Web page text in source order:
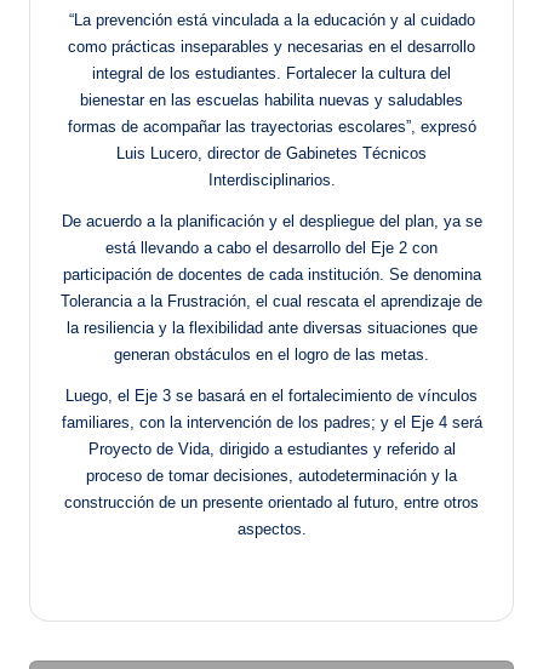
“La prevención está vinculada a la educación y al cuidado
como prácticas inseparables y necesarias en el desarrollo
integral de los estudiantes. Fortalecer la cultura del
bienestar en las escuelas habilita nuevas y saludables
formas de acompañar las trayectorias escolares”, expresó
Luis Lucero, director de Gabinetes Técnicos
Interdisciplinarios.
De acuerdo a la planificación y el despliegue del plan, ya se
está llevando a cabo el desarrollo del Eje 2 con
participación de docentes de cada institución. Se denomina
Tolerancia a la Frustración, el cual rescata el aprendizaje de
la resiliencia y la flexibilidad ante diversas situaciones que
generan obstáculos en el logro de las metas.
Luego, el Eje 3 se basará en el fortalecimiento de vínculos
familiares, con la intervención de los padres; y el Eje 4 será
Proyecto de Vida, dirigido a estudiantes y referido al
proceso de tomar decisiones, autodeterminación y la
construcción de un presente orientado al futuro, entre otros
aspectos.